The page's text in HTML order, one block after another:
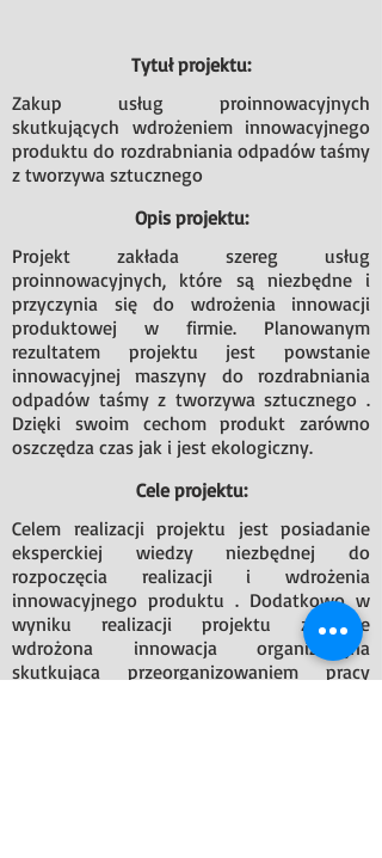
Tytuł projektu:
Zakup usług proinnowacyjnych
skutkujących wdrożeniem innowacyjnego
produktu do rozdrabniania odpadów taśmy
z tworzywa sztucznego
Opis projektu:
Projekt zakłada szereg usług
proinnowacyjnych, które są niezbędne i
przyczynia się do wdrożenia innowacji
produktowej w firmie. Planowanym
rezultatem projektu jest powstanie
innowacyjnej maszyny do rozdrabniania
odpadów taśmy z tworzywa sztucznego .
Dzięki swoim cechom produkt zarówno
oszczędza czas jak i jest ekologiczny.
Cele projektu:
Celem realizacji projektu jest posiadanie
eksperckiej wiedzy niezbędnej do
rozpoczęcia realizacji i wdrożenia
innowacyjnego produktu . Dodatkowo w
wyniku realizacji projektu zostanie
wdrożona innowacja organizacyjna
skutkująca przeorganizowaniem pracy